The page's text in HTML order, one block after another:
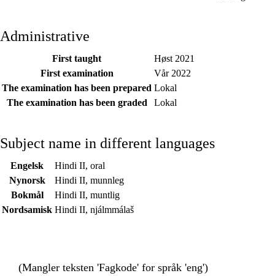
Administrative
First taught
Høst 2021
First examination
Vår 2022
The examination has been prepared Lokal
The examination has been graded
Lokal
Subject name in different languages
Engelsk
Hindi II, oral
Nynorsk
Hindi II, munnleg
Bokmål
Hindi II, muntlig
Nordsamisk Hindi II, njálmmálaš
(Mangler teksten 'Fagkode' for språk 'eng')